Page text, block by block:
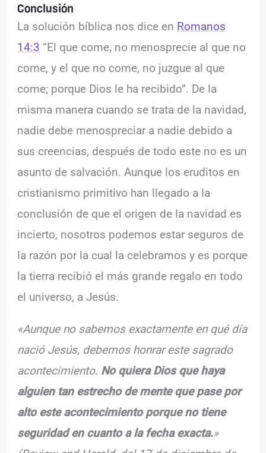
Conclusión
La solución bíblica nos dice en Romanos
14:3 “El que come, no menosprecie al que no
come, y el que no come, no juzgue al que
come; porque Dios le ha recibido”. De la
misma manera cuando se trata de la navidad,
nadie debe menospreciar a nadie debido a
sus creencias, después de todo este no es un
asunto de salvación. Aunque los eruditos en
cristianismo primitivo han llegado a la
conclusión de que el origen de la navidad es
incierto, nosotros podemos estar seguros de
la razón por la cual la celebramos y es porque
la tierra recibió el más grande regalo en todo
el universo, a Jesús.
«Aunque no sabemos exactamente en qué día
nació Jesús, debemos honrar este sagrado
acontecimiento. No quiera Dios que haya
alguien tan estrecho de mente que pase por
alto este acontecimiento porque no tiene
seguridad en cuanto a la fecha exacta.»